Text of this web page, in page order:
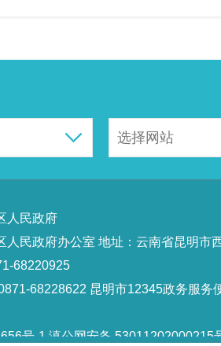
人民政府
人民政府办公室 地址：云南省昆明市
68220925
68228622 昆明市12345政务服务
号-1 滇公网安备 53011202000215